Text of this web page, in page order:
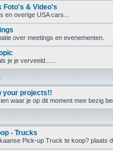
Foto's & Video's
en overige USA cars...
over meetings en evenementen.
je je verveeld......
your projects!!
waar je op dit moment mee bezig
- Trucks
Pick-up Truck te koop? plaats